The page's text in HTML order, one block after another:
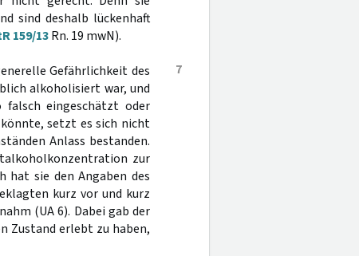
sind deshalb lückenhaft
159/13Rn. 19 mwN).
7
Gefährlichkeit des
alkoholisiert war, und
falsch eingeschätzt oder
setzt es sich nicht
Anlass bestanden.
zur
hat sie den Angaben des
kurz vor und kurz
(UA 6). Dabei gab der
Zustand erlebt zu haben,